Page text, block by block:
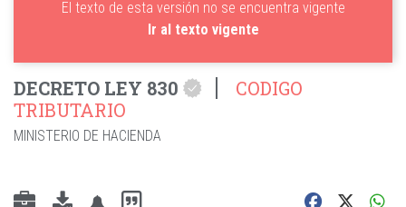
El texto de esta versión no se encuentra vigente
Ir al texto vigente
DECRETO LEY 830
CODIGO
TRIBUTARIO
MINISTERIO DE HACIENDA